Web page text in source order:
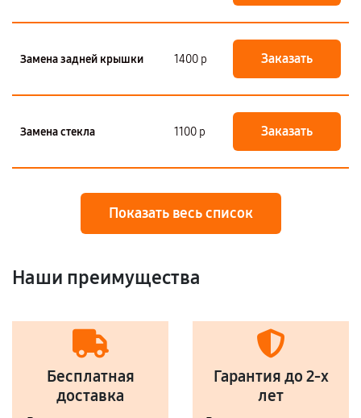
Замена задней крышки 1400 р Заказать
Замена стекла 1100 р Заказать
Показать весь список
Наши преимущества
Бесплатная
доставка
Гарантия до 2-х
лет